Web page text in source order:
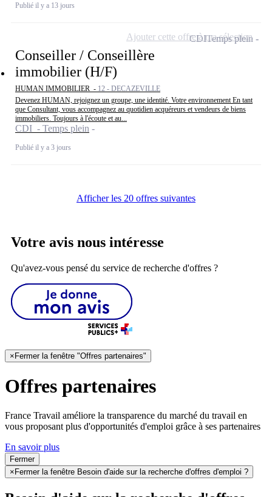
Publié il y a 13 jours
Conseiller / Conseillère
immobilier (H/F)
HUMAN IMMOBILIER - 12 - DECAZEVILLE
Devenez HUMAN, rejoignez un groupe, une identité. Votre environnement En tant
que Consultant, vous accompagnez au quotidien acquéreurs et vendeurs de biens
immobiliers. Toujours à l'écoute et au...
CDI - Temps plein
Publié il y a 3 jours
CDITemps plein
Ajouter cette offre à ma sélection
Afficher les 20 offres suivantes
Votre avis nous intéresse
Qu'avez-vous pensé du service de recherche d'offres ?
×Fermer la fenêtre "Offres partenaires"
Offres partenaires
France Travail améliore la transparence du marché du travail en
vous proposant plus d'opportunités d'emploi grâce à ses partenaires
En savoir plus
Fermer
× Fermer la fenêtre Besoin d'aide sur la recherche d'offres d'emploi ?